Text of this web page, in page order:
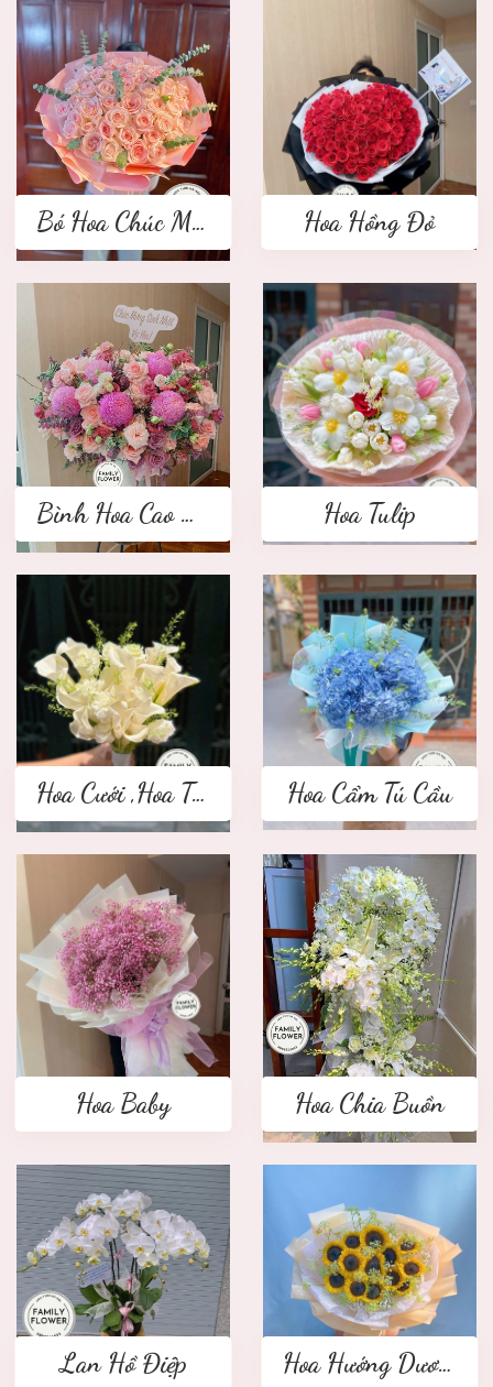
Bó Hoa Chúc Mừng Hoa Hồng Đỏ
Bình Hoa Cao Cấp Hoa Tulip
Hoa Cưới ,Hoa Tay Cầm Cô Dâu Hoa Cẩm Tú Cầu
Hoa Baby Hoa Chia Buồn
Lan Hồ Điệp Hoa Hướng Dương